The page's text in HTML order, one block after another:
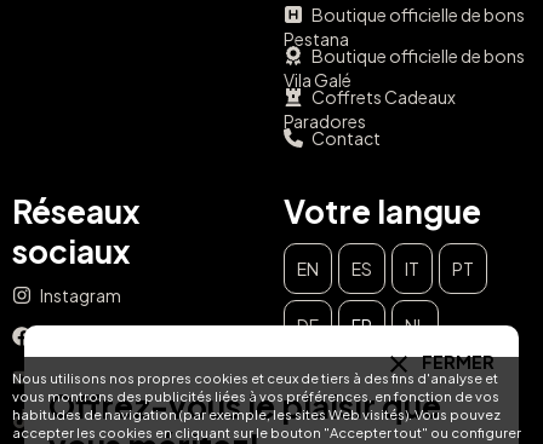
Nous utilisons nos propres cookies et ceux de tiers à des fins d'analyse et
vous montrons des publicités liées à vos préférences, en fonction de vos
habitudes de navigation (par exemple, les sites Web visités). Vous pouvez
accepter les cookies en cliquant sur le bouton "Accepter tout" ou configurer
Boutique officielle de bons
Pestana
Boutique officielle de bons
Vila Galé
Coffrets Cadeaux
Paradores
Contact
Réseaux
sociaux
Instagram
YouTube
TikTok
Votre langue
EN ES IT PT
DE FR
NL
FERMER
Offrez-vous le plaisir que